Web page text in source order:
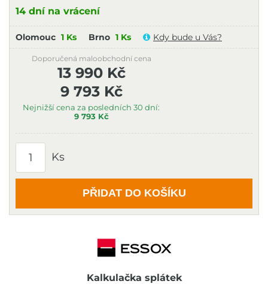
14 dní na vrácení
Olomouc 1 Ks Brno 1 Ks Kdy bude u Vás?
9 793 Kč
Nejnižší cena za posledních 30 dní:
9 793 Kč
Doporučená maloobchodní cena
13 990 Kč
Ks
PŘIDAT DO KOŠÍKU
Kalkulačka splátek